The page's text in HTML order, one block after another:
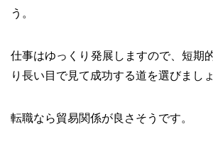
う。
仕事はゆっくり発展しますので、短期
り長い目で見て成功する道を選びましょ
転職なら貿易関係が良さそうです。